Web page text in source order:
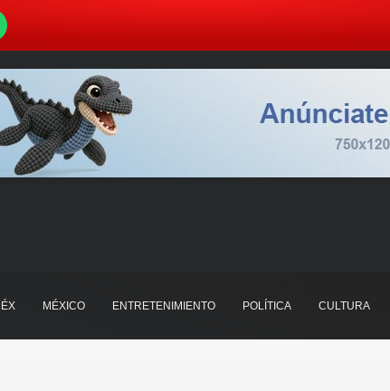
MÉXICO ENTRETENIMIENTO POLÍTICA CULTURA